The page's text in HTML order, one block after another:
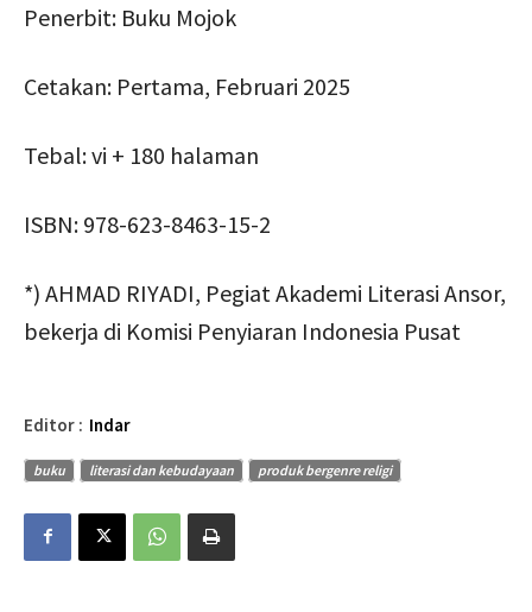
Penerbit: Buku Mojok
Cetakan: Pertama, Februari 2025
Tebal: vi + 180 halaman
ISBN: 978-623-8463-15-2
*) AHMAD RIYADI, Pegiat Akademi Literasi Ansor,
bekerja di Komisi Penyiaran Indonesia Pusat
Editor : Indar
buku literasi dan kebudayaan produk bergenre religi